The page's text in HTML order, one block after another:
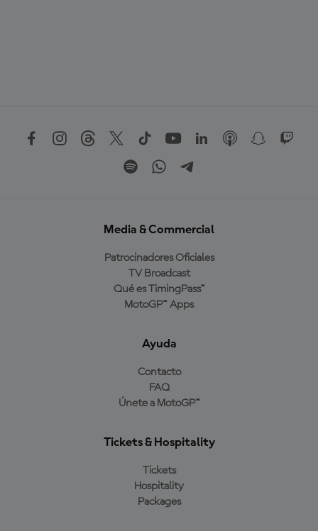
Media & Commercial
Patrocinadores Oficiales
TV Broadcast
Qué es TimingPass™
MotoGP™ Apps
Ayuda
Contacto
FAQ
Únete a MotoGP™
Tickets & Hospitality
Tickets
Hospitality
Packages